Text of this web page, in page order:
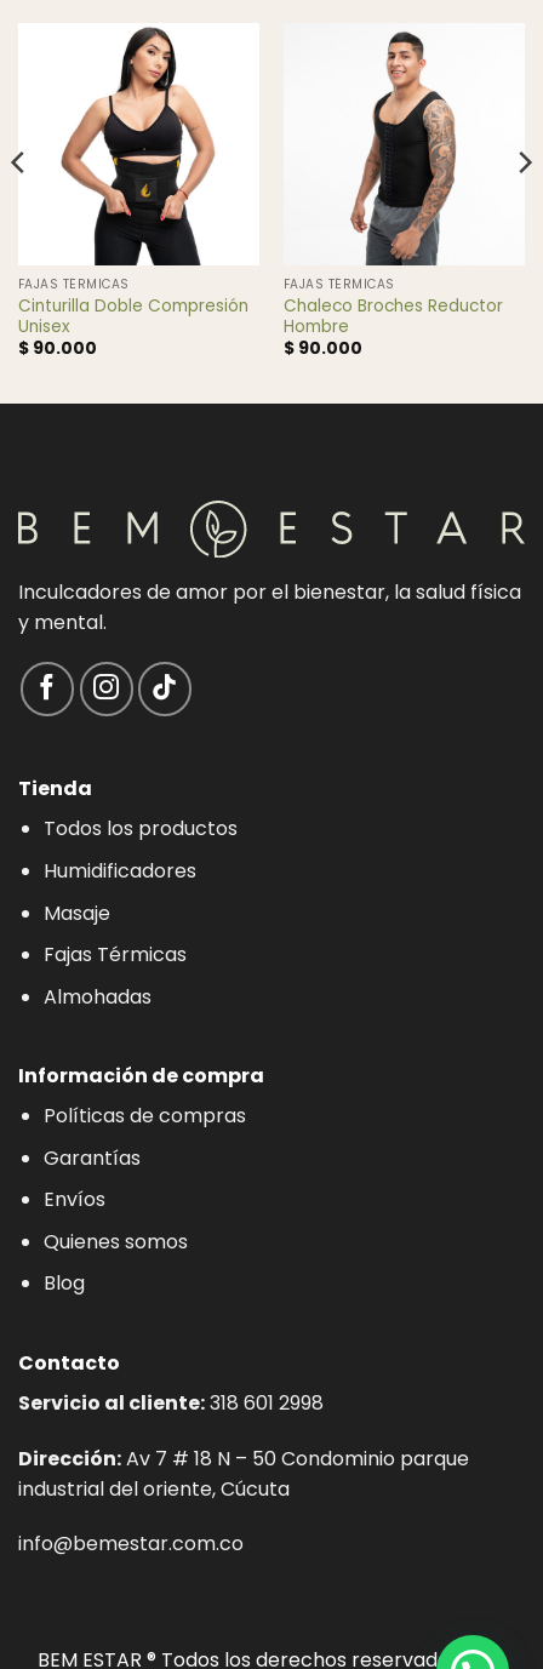
FAJAS TÉRMICAS
Cinturilla Doble Compresión
Unisex
$90.000
FAJAS TÉRMICAS
Chaleco Broches Reductor
Hombre
$90.000
Inculcadores de amor por el bienestar, la salud física
y mental.
Tienda
Todos los productos
Humidificadores
Masaje
Fajas Térmicas
Almohadas
Información de compra
Políticas de compras
Garantías
Envíos
Quienes somos
Blog
Contacto
Servicio al cliente:318 601 2998
Dirección:Av 7 # 18 N – 50 Condominio parque
industrial del oriente, Cúcuta
info@bemestar.com.co
BEM ESTAR ® Todos los derechos reservados. Sitio